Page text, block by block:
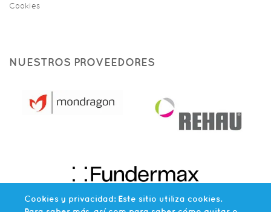
Cookies
NUESTROS PROVEEDORES
Cookies y privacidad: Este sitio utiliza cookies.